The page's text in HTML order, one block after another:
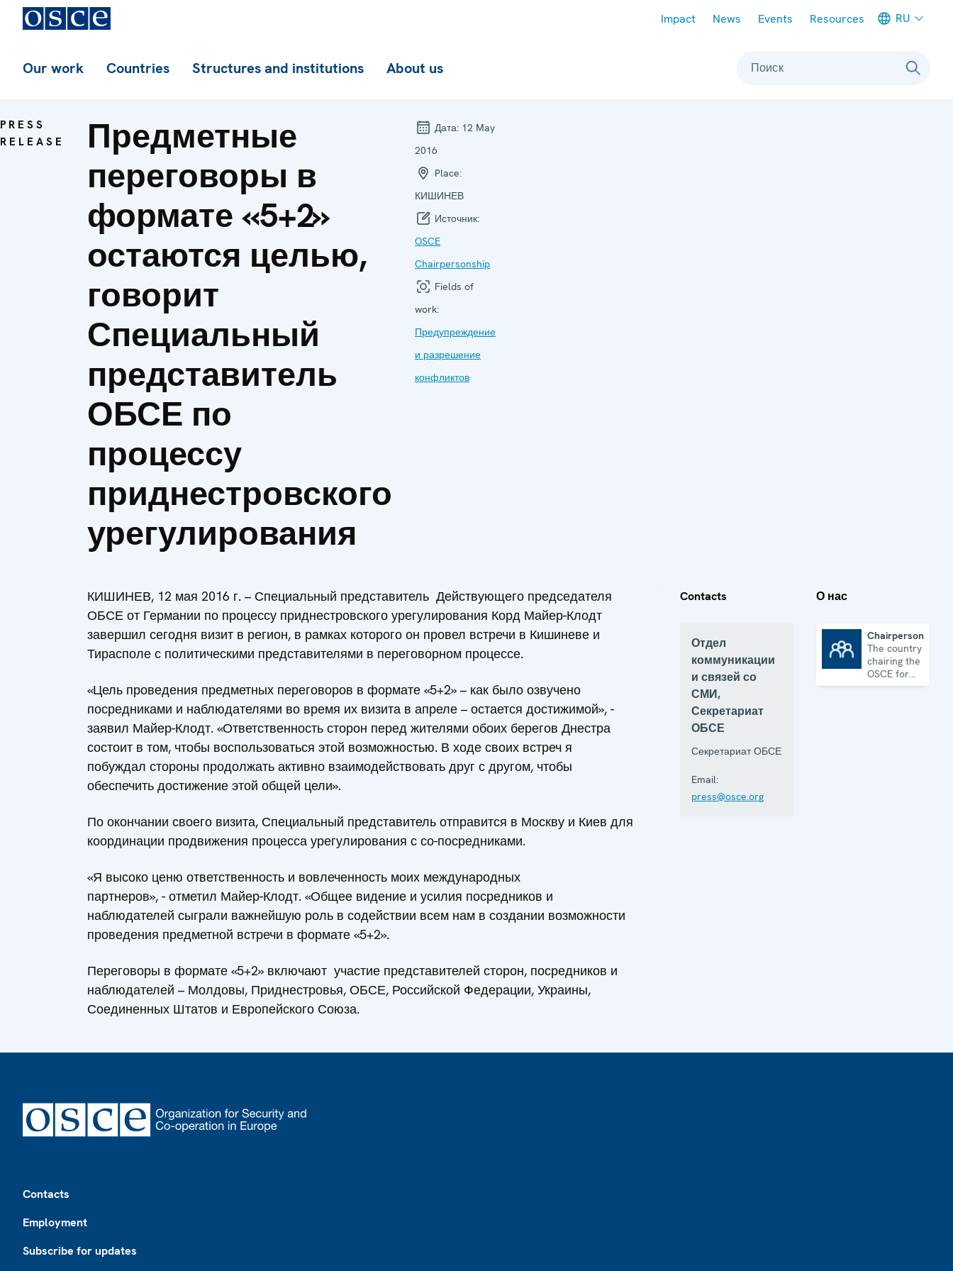
Impact News Events Resources RU
Our work Countries Structures and institutions About us Поиск
PRESS
RELEASE
Предметные
переговоры в
формате «5+2»
остаются целью,
говорит
Специальный
представитель
ОБСЕ по
процессу
приднестровского
урегулирования
Дата: 12 May
2016
Place:
КИШИНЕВ
Источник:
OSCE
Chairpersonship
Fields of
work:
Предупреждение
и разрешение
конфликтов
КИШИНЕВ, 12 мая 2016 г. – Специальный представитель Действующего председателя
ОБСЕ от Германии по процессу приднестровского урегулирования Корд Майер-Клодт
завершил сегодня визит в регион, в рамках которого он провел встречи в Кишиневе и
Тирасполе с политическими представителями в переговорном процессе.
«Цель проведения предметных переговоров в формате «5+2» – как было озвучено
посредниками и наблюдателями во время их визита в апреле – остается достижимой», -
заявил Майер-Клодт. «Ответственность сторон перед жителями обоих берегов Днестра
состоит в том, чтобы воспользоваться этой возможностью. В ходе своих встреч я
побуждал стороны продолжать активно взаимодействовать друг с другом, чтобы
обеспечить достижение этой общей цели».
По окончании своего визита, Специальный представитель отправится в Москву и Киев для
координации продвижения процесса урегулирования с со-посредниками.
«Я высоко ценю ответственность и вовлеченность моих международных
партнеров», - отметил Майер-Клодт. «Общее видение и усилия посредников и
наблюдателей сыграли важнейшую роль в содействии всем нам в создании возможности
проведения предметной встречи в формате «5+2».
Переговоры в формате «5+2» включают участие представителей сторон, посредников и
наблюдателей – Молдовы, Приднестровья, ОБСЕ, Российской Федерации, Украины,
Соединенных Штатов и Европейского Союза.
Contacts
Отдел
коммуникации
и связей со
СМИ,
Секретариат
ОБСЕ
Секретариат ОБСЕ
Email:
press@osce.org
О нас
Chairpersonship
The country
chairing the
OSCE for
one year
Contacts
Employment
Subscribe for updates